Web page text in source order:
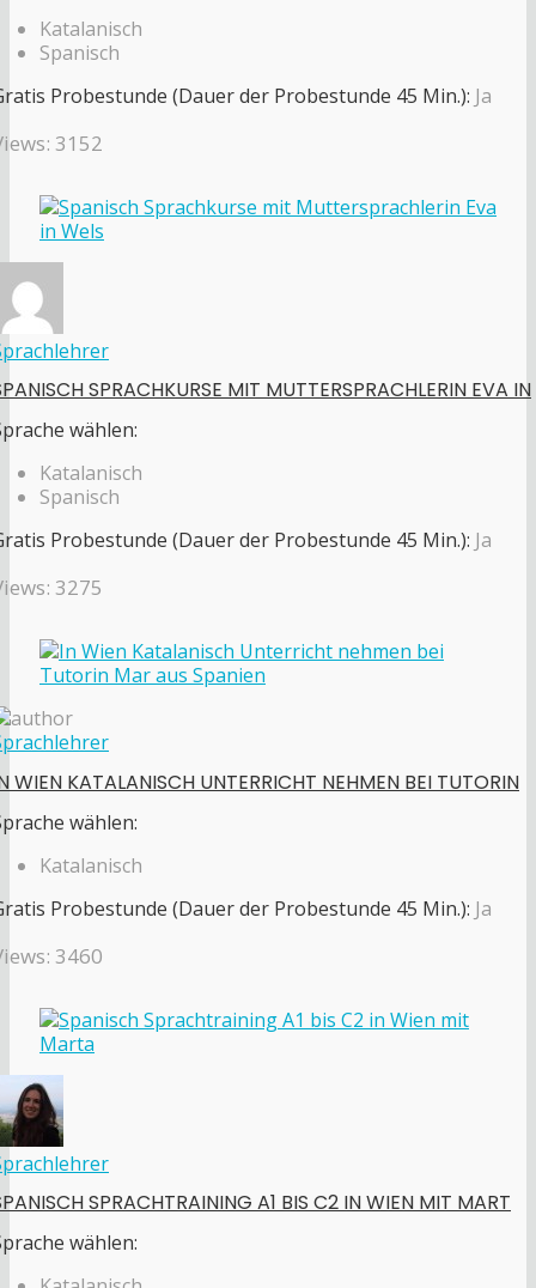
Katalanisch
Spanisch
Probestunde (Dauer der Probestunde 45 Min.): Ja
3152
SPRACHKURSE MIT MUTTERSPRACHLERIN EVA IN
wählen:
Katalanisch
Spanisch
Probestunde (Dauer der Probestunde 45 Min.): Ja
3275
WIEN KATALANISCH UNTERRICHT NEHMEN BEI TUTORIN
wählen:
Katalanisch
Probestunde (Dauer der Probestunde 45 Min.): Ja
3460
SPRACHTRAINING A1 BIS C2 IN WIEN MIT MART
wählen: